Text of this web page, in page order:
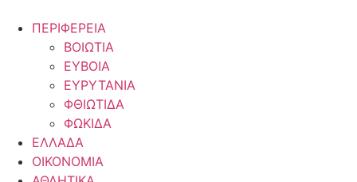
ΠΕΡΙΦΕΡΕΙΑ
ΒΟΙΩΤΙΑ
ΕΥΒΟΙΑ
ΕΥΡΥΤΑΝΙΑ
ΦΘΙΩΤΙΔΑ
ΦΩΚΙΔΑ
ΕΛΛΑΔΑ
ΟΙΚΟΝΟΜΙΑ